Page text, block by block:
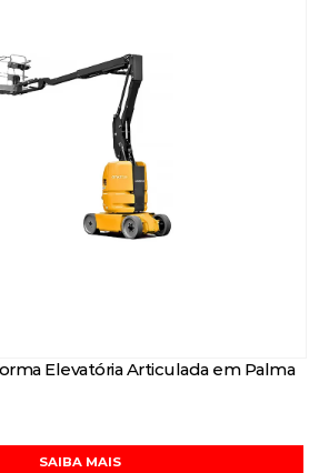
Elevatória Articulada em Palma
SAIBA MAIS